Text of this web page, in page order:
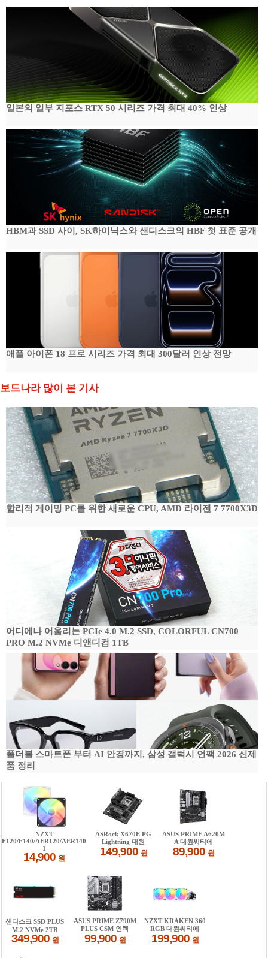
일본의 일부 지포스 RTX 50 시리즈 가격 최대 40% 인상
HBM과 SSD 사이, SK하이닉스와 샌디스크의 HBF 첫 표준 공개
애플 아이폰 18 프로 시리즈 가격 최대 300달러 인상 전망
보드나라 많이 본 기사
합리적 게이밍 PC를 위한 새로운 CPU, AMD 라이젠 7 7700X3D
어디에나 어울리는 PCIe 4.0 M.2 SSD, COLORFUL CN700
PRO M.2 NVMe 디앤디컴 1TB
폴더블 스마트폰 부터 AI 안경까지, 삼성 갤럭시 언팩 2026 신제
품 정리